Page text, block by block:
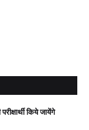
किये जायेंगे